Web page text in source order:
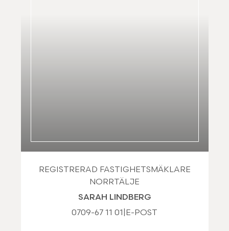
REGISTRERAD FASTIGHETSMÄKLARE
NORRTÄLJE
SARAH LINDBERG
0709-67 11 01
E-POST